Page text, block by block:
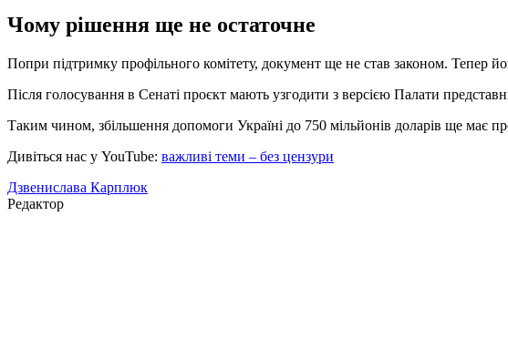
Чому рішення ще не остаточне
Попри підтримку профільного комітету, документ ще не став законом. Тепер
Після голосування в Сенаті проєкт мають узгодити з версією Палати
Таким чином, збільшення допомоги Україні до 750 мільйонів доларів ще має
Дивіться нас у YouTube: важливі теми – без цензури
Дзвенислава Карплюк
Редактор